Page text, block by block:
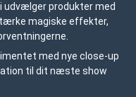
udvælger produkter med
magiske effekter,
med nye close-up
til dit næste show